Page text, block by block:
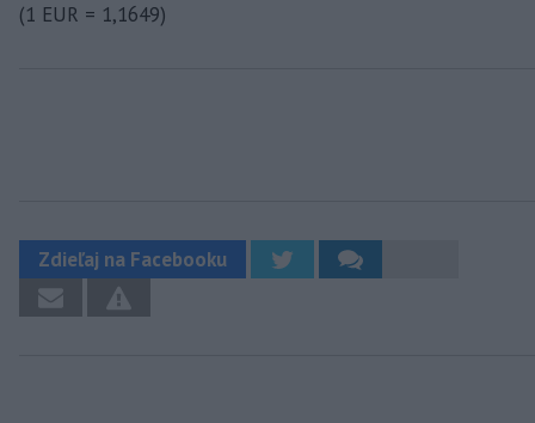
(1 EUR = 1,1649)
Zdieľaj na Facebooku